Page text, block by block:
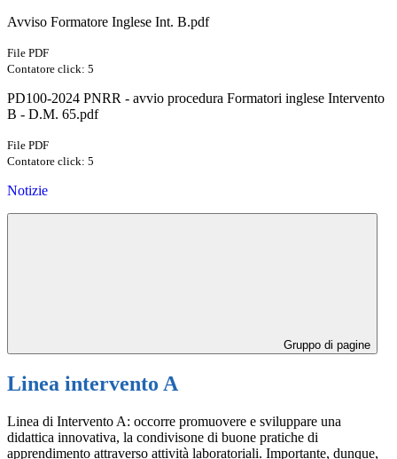
Avviso Formatore Inglese Int. B.pdf
File PDF
Contatore click: 5
PD100-2024 PNRR - avvio procedura Formatori inglese Intervento
B - D.M. 65.pdf
File PDF
Contatore click: 5
Notizie
Gruppo di pagine
Linea intervento A
Linea di Intervento A: occorre promuovere e sviluppare una
didattica innovativa, la condivisone di buone pratiche di
apprendimento attraverso attività laboratoriali. Importante, dunque,